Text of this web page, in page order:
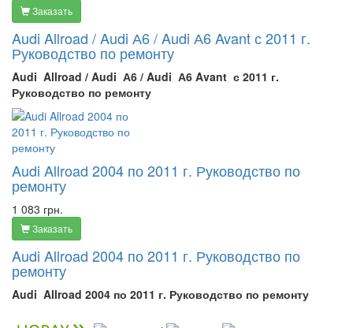
Заказать
Audi Allroad / Audi А6 / Audi А6 Avant с 2011 г.
Руководство по ремонту
Audi Allroad / Audi А6 / Audi А6 Avant с 2011 г.
Руководство по ремонту
Audi Allroad 2004 по 2011 г. Руководство по
ремонту
1 083 грн.
Заказать
Audi Allroad 2004 по 2011 г. Руководство по
ремонту
Audi Allroad 2004 по 2011 г. Руководство по ремонту